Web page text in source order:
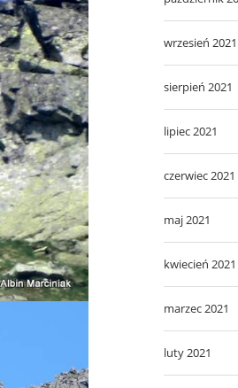
wrzesień 2021
sierpień 2021
lipiec 2021
czerwiec 2021
maj 2021
kwiecień 2021
marzec 2021
luty 2021